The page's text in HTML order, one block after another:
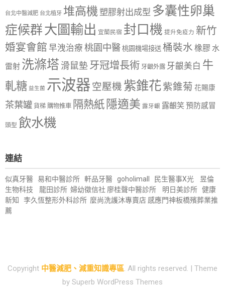
台北中醫減肥 台北植牙 堆高機塑膠射出成型 多囊性卵巢
症候群大圖輸出 宜蘭民宿 封口機 提升免疫力 新竹
婚宴會館 早洩治療 桃園中醫 桃園機場接送 桶裝水 橡膠 水
雷射 洗滌塔 滑鼠墊 牙冠增長術 牙齦外露 牙齦美白 牛
軋糖 益生菌 示波器 空壓機 紫錐花紫錐菊 花賜康
茶葉罐 貨梯 購物推車 隔熱紙 隱適美 露牙齦 露齦笑預防感冒
頭型 飲水機
連結
似真牙醫 易和中醫診所 軒品牙醫 goholimall 民生醫事X光
昱倫
生物科技
龍田診所 婦幼徵信社 廖桂聲中醫診所 明日美診所 健康
新知
李久恆整形外科診所 麼尚洗護沐專賣店 感應門神板橋殯葬業推
薦
Copyright 中醫減肥、減重知識專區 . All rights reserved. | Theme
by Superb WordPress Themes